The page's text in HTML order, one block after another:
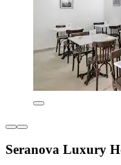
Seranova Luxury